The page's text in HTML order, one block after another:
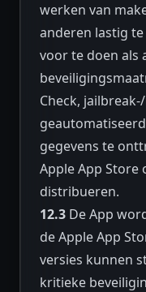
werken van
anderen lastig
voor te doen als
Check,
gegevens te
Apple App Store
distribueren.
12.3 De App
de Apple App
versies kunnen
kritieke